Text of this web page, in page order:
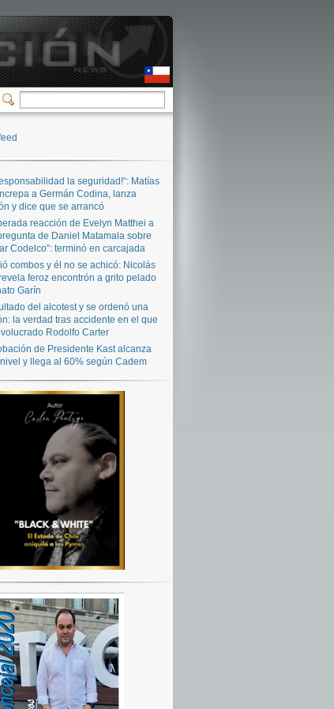
la seguridad!“: Matías
a Germán Codina, lanza
y dice que se arrancó
reacción de Evelyn Matthei a
de Daniel Matamala sobre
Codelco”: terminó en carcajada
combos y él no se achicó: Nicolás
feroz encontrón a grito pelado
Garín
del alcotest y se ordenó una
la verdad tras accidente en el que
Rodolfo Carter
de Presidente Kast alcanza
y llega al 60% según Cadem